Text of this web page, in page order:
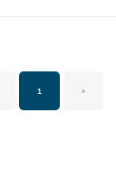
1 ›